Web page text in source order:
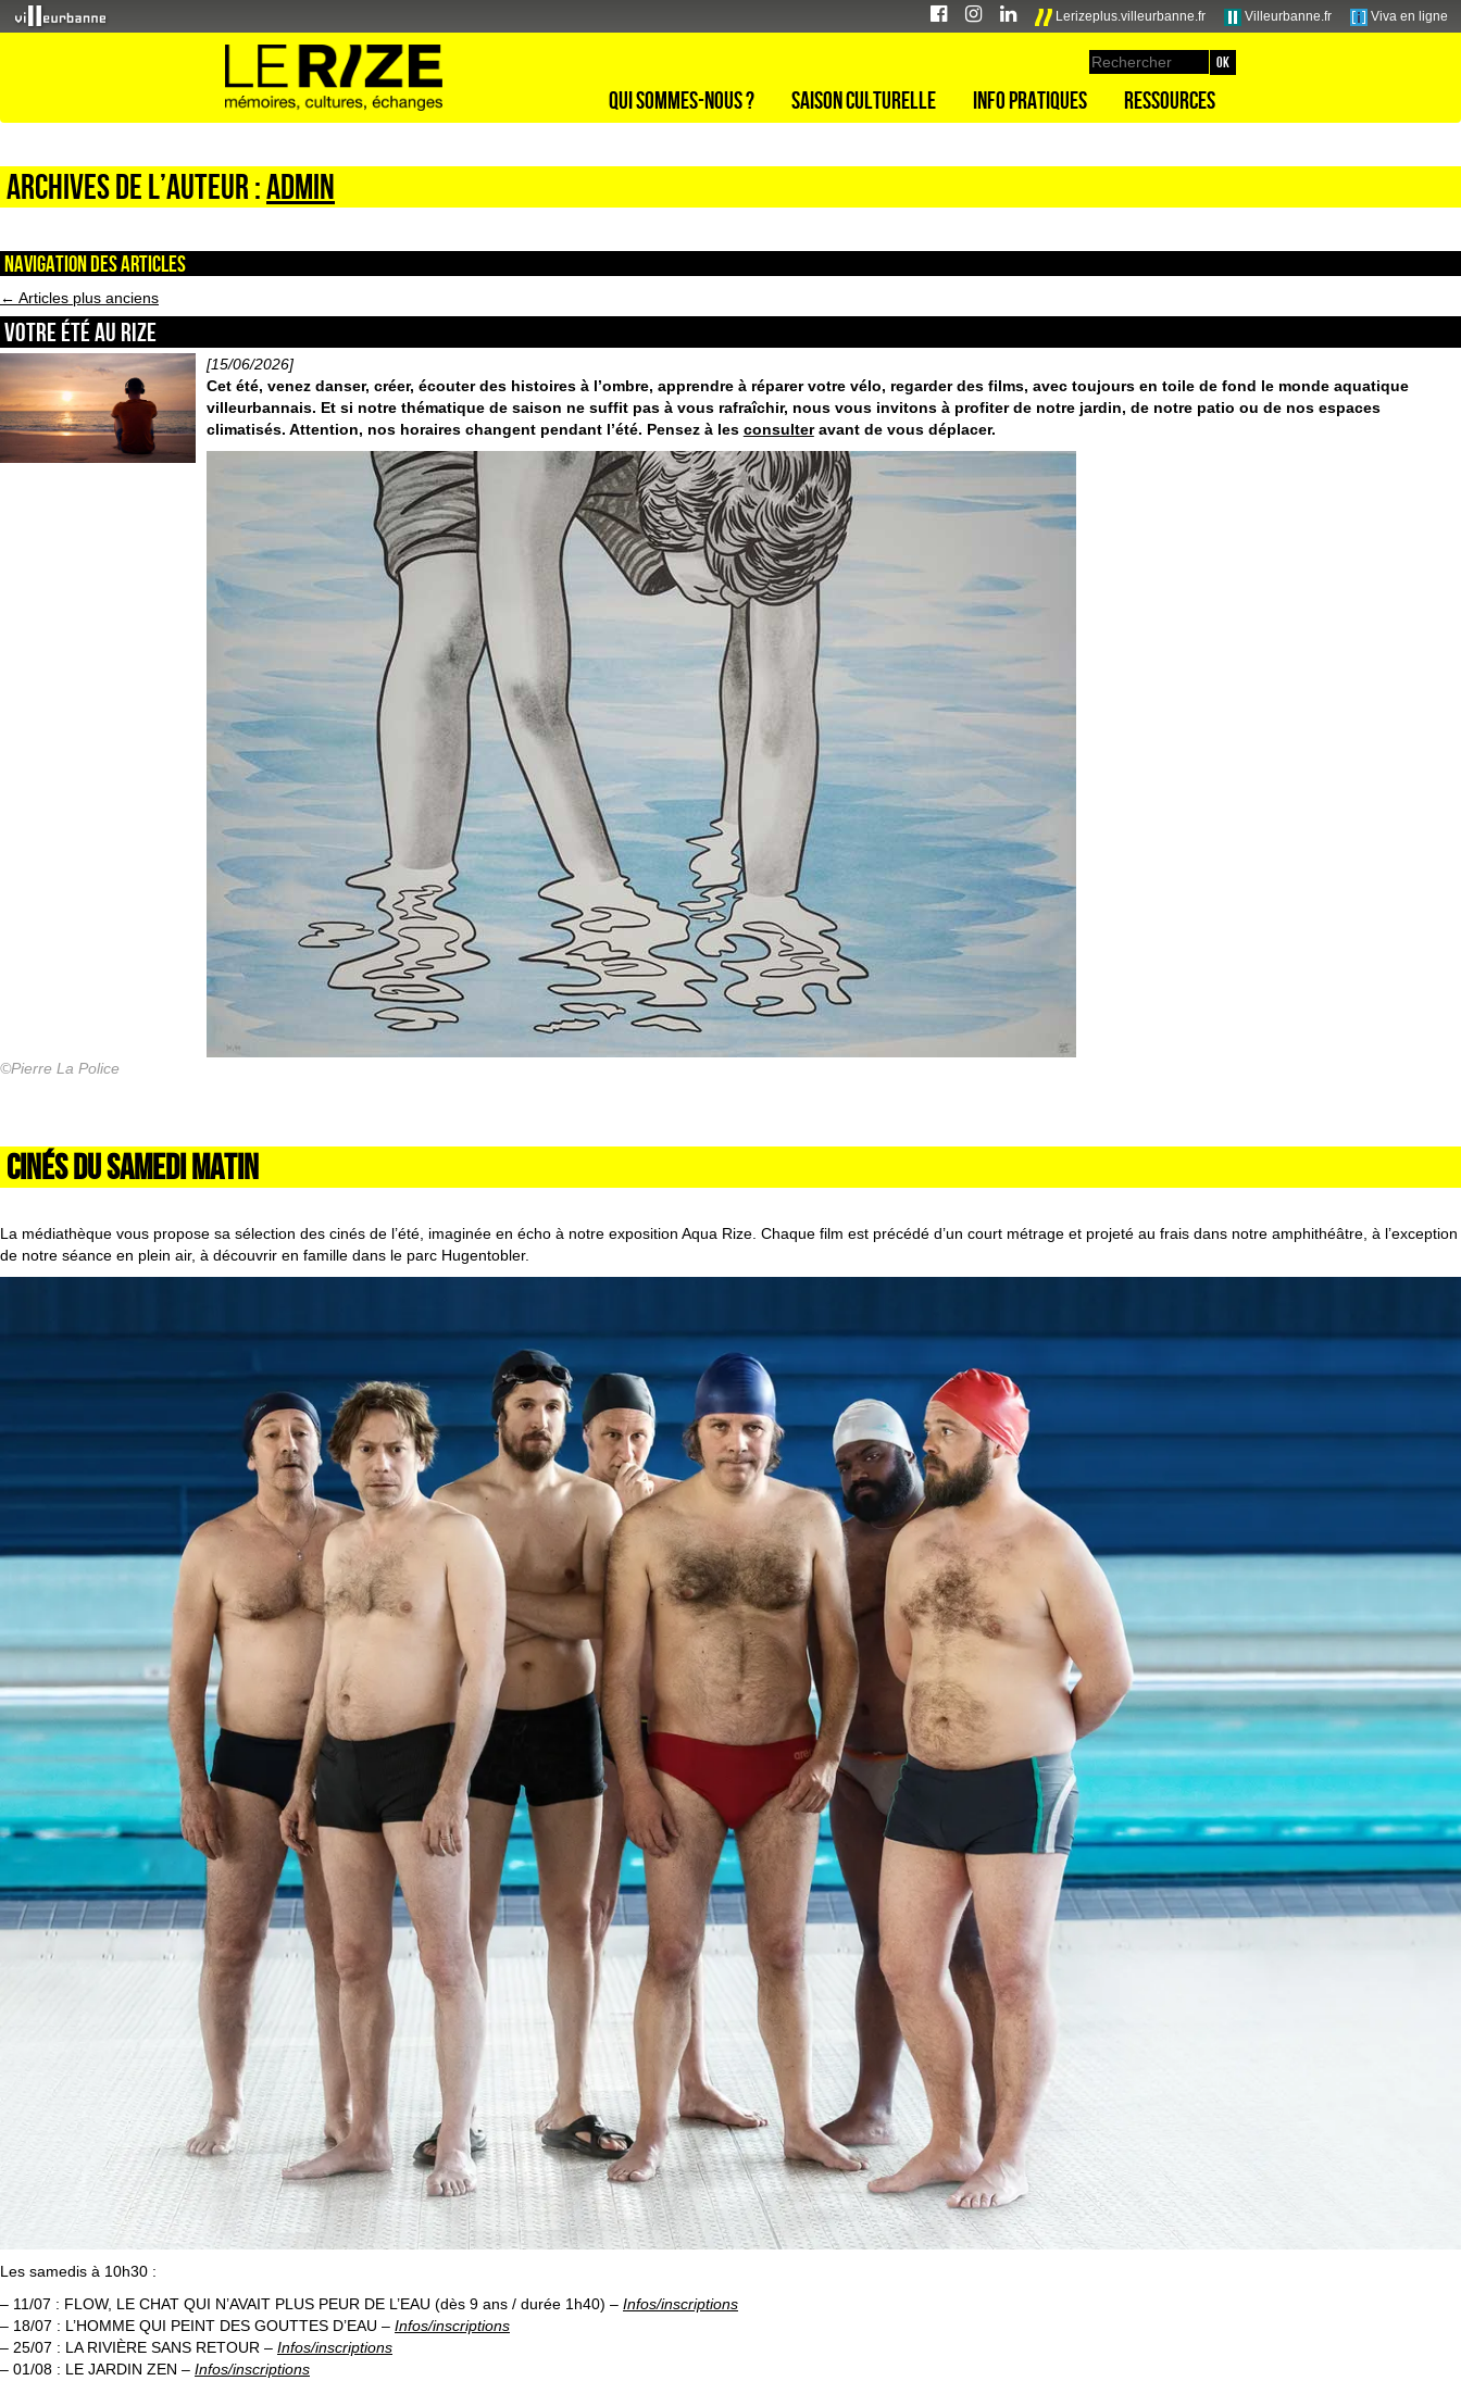
Lerizeplus.villeurbanne.fr Villeurbanne.fr Viva en ligne
Qui sommes-nous ? Saison culturelle Info pratiques Ressources
Archives de l’auteur :admin
Navigation des articles
← Articles plus anciens
VOTRE ÉTÉ AU RIZE
[15/06/2026]
Cet été, venez danser, créer, écouter des histoires à l’ombre, apprendre à réparer votre vélo, regarder des films, avec toujours en toile de fond le monde aquatique
villeurbannais. Et si notre thématique de saison ne suffit pas à vous rafraîchir, nous vous invitons à profiter de notre jardin, de notre patio ou de nos espaces
climatisés. Attention, nos horaires changent pendant l’été. Pensez à les consulteravant de vous déplacer.
©Pierre La Police
CINÉS DU SAMEDI MATIN
La médiathèque vous propose sa sélection des cinés de l’été, imaginée en écho à notre exposition Aqua Rize. Chaque film est précédé d’un court métrage et projeté au frais dans notre amphithéâtre, à l’exception
de notre séance en plein air, à découvrir en famille dans le parc Hugentobler.
Les samedis à 10h30 :
– 11/07 : FLOW, LE CHAT QUI N’AVAIT PLUS PEUR DE L’EAU (dès 9 ans / durée 1h40) – Infos/inscriptions
– 18/07 : L’HOMME QUI PEINT DES GOUTTES D’EAU – Infos/inscriptions
– 25/07 : LA RIVIÈRE SANS RETOUR – Infos/inscriptions
– 01/08 : LE JARDIN ZEN – Infos/inscriptions